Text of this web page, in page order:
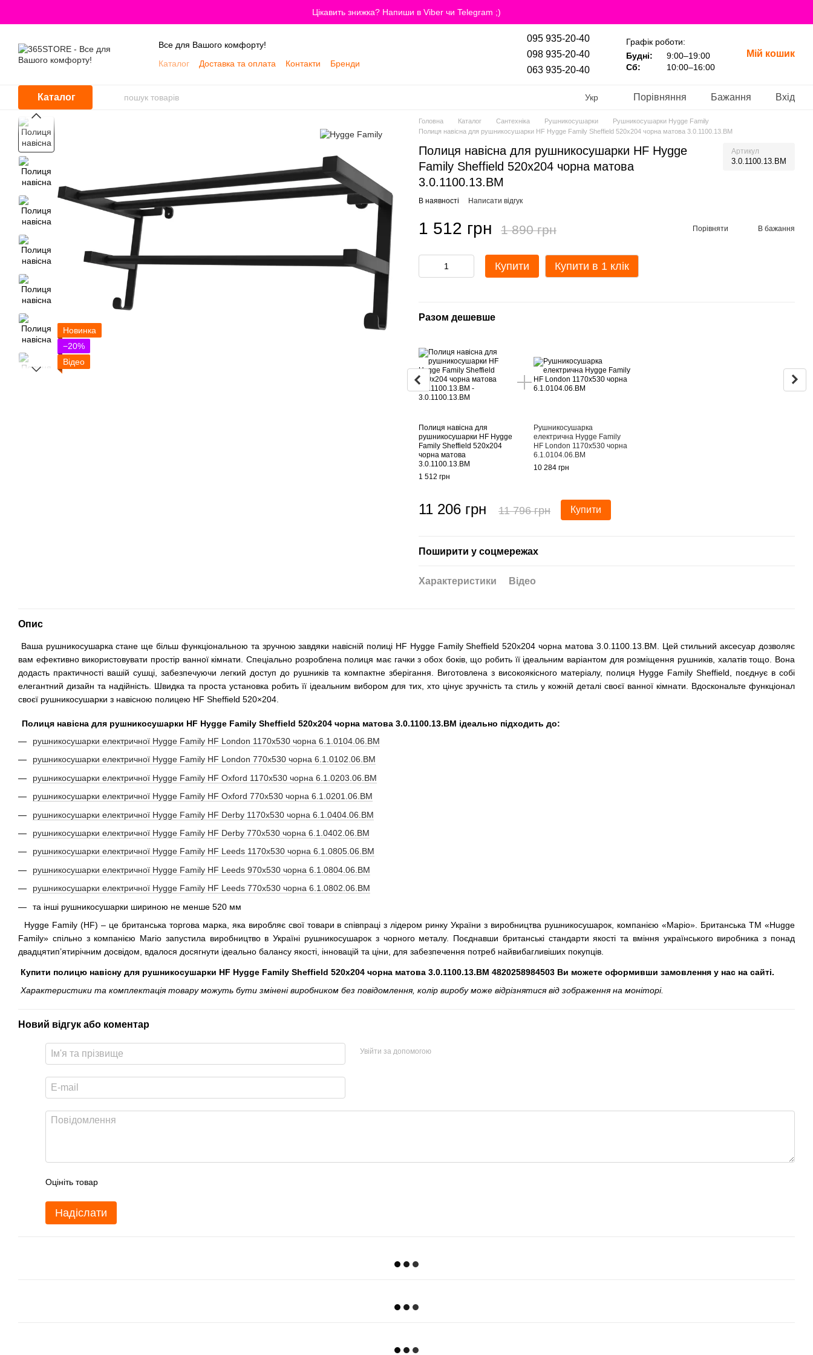
Цікавить знижка? Напиши в Viber чи Telegram ;)
Все для Вашого комфорту!
Каталог
Доставка та оплата Контакти
Бренди
095 935-20-40
098 935-20-40
063 935-20-40
Графік роботи:
Будні:
9:00–19:00
Сб:
10:00–16:00
Мій кошик
Каталог Укр Порівняння Бажання Вхід
Новинка
−20%
Відео
Головна Каталог Сантехніка Рушникосушарки
Рушникосушарки Hygge Family
Полиця навісна для рушникосушарки HF Hygge Family Sheffield 520х204 чорна матова 3.0.1100.13.BM
Полиця навісна для рушникосушарки HF Hygge
Family Sheffield 520х204 чорна матова
3.0.1100.13.BM
Артикул
3.0.1100.13.BM
В наявності Написати відгук
1 512 грн 1 890 грн Порівняти В бажання
Купити Купити в 1 клік
Разом дешевше
Полиця навісна для
рушникосушарки HF Hygge
Family Sheffield 520х204
чорна матова
3.0.1100.13.BM
1 512 грн
Рушникосушарка
електрична Hygge Family
HF London 1170х530 чорна
6.1.0104.06.BM
10 284 грн
11 206 грн 11 796 грн Купити
Поширити у соцмережах
Характеристики Відео
Опис
Ваша рушникосушарка стане ще більш функціональною та зручною завдяки навісній полиці HF Hygge Family Sheffield 520х204 чорна матова 3.0.1100.13.BM. Цей стильний аксесуар дозволяє
вам ефективно використовувати простір ванної кімнати. Спеціально розроблена полиця має гачки з обох боків, що робить її ідеальним варіантом для розміщення рушників, халатів тощо. Вона
додасть практичності вашій сушці, забезпечуючи легкий доступ до рушників та компактне зберігання. Виготовлена з високоякісного матеріалу, полиця Hygge Family Sheffield, поєднує в собі
елегантний дизайн та надійність. Швидка та проста установка робить її ідеальним вибором для тих, хто цінує зручність та стиль у кожній деталі своєї ванної кімнати. Вдоскональте функціонал
своєї рушникосушарки з навісною полицею HF Sheffield 520×204.
Полиця навісна для рушникосушарки HF Hygge Family Sheffield 520х204 чорна матова 3.0.1100.13.BM ідеально підходить до:
рушникосушарки електричної Hygge Family HF London 1170х530 чорна 6.1.0104.06.BM
рушникосушарки електричної Hygge Family HF London 770х530 чорна 6.1.0102.06.BM
рушникосушарки електричної Hygge Family HF Oxford 1170х530 чорна 6.1.0203.06.BM
рушникосушарки електричної Hygge Family HF Oxford 770х530 чорна 6.1.0201.06.BM
рушникосушарки електричної Hygge Family HF Derby 1170х530 чорна 6.1.0404.06.BM
рушникосушарки електричної Hygge Family HF Derby 770х530 чорна 6.1.0402.06.BM
рушникосушарки електричної Hygge Family HF Leeds 1170х530 чорна 6.1.0805.06.BM
рушникосушарки електричної Hygge Family HF Leeds 970х530 чорна 6.1.0804.06.BM
рушникосушарки електричної Hygge Family HF Leeds 770х530 чорна 6.1.0802.06.BM
та інші рушникосушарки шириною не менше 520 мм
Hygge Family (HF) – це британська торгова марка, яка виробляє свої товари в співпраці з лідером ринку України з виробництва рушникосушарок, компанією «Маріо». Британська ТМ «Hugge
Family» спільно з компанією Mario запустила виробництво в Україні рушникосушарок з чорного металу. Поєднавши британські стандарти якості та вміння українського виробника з понад
двадцятип’ятирічним досвідом, вдалося досягнути ідеально балансу якості, інновацій та ціни, для забезпечення потреб найвибагливіших покупців.
Купити полицю навісну для рушникосушарки HF Hygge Family Sheffield 520х204 чорна матова 3.0.1100.13.BM 4820258984503 Ви можете оформивши замовлення у нас на сайті.
Характеристики та комплектація товару можуть бути змінені виробником без повідомлення, колір виробу може відрізнятися від зображення на моніторі.
Новий відгук або коментар
Увійти за допомогою
Оцініть товар
Надіслати